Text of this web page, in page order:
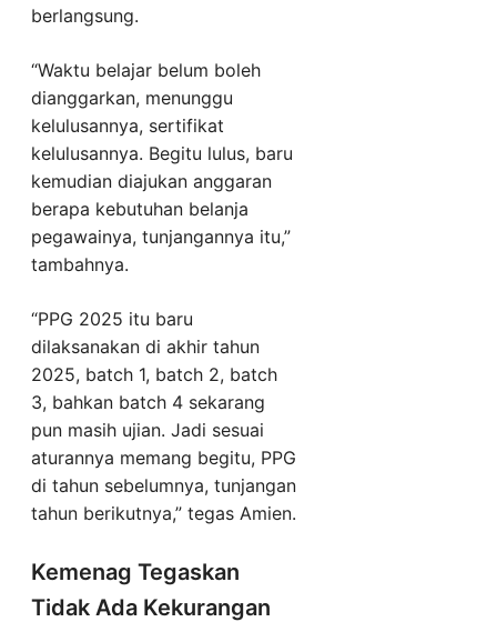
berlangsung.
“Waktu belajar belum boleh
dianggarkan, menunggu
kelulusannya, sertifikat
kelulusannya. Begitu lulus, baru
kemudian diajukan anggaran
berapa kebutuhan belanja
pegawainya, tunjangannya itu,”
tambahnya.
“PPG 2025 itu baru
dilaksanakan di akhir tahun
2025, batch 1, batch 2, batch
3, bahkan batch 4 sekarang
pun masih ujian. Jadi sesuai
aturannya memang begitu, PPG
di tahun sebelumnya, tunjangan
tahun berikutnya,” tegas Amien.
Kemenag Tegaskan
Tidak Ada Kekurangan